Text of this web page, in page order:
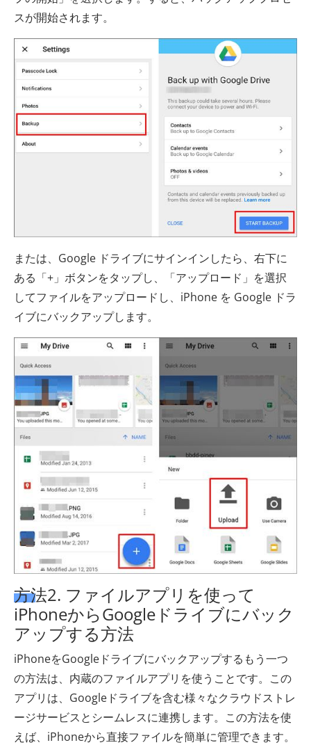
スが開始されます。
または、Google ドライブにサインインしたら、右下に
ある「+」ボタンをタップし、「アップロード」を選択
してファイルをアップロードし、iPhone を Google ドラ
イブにバックアップします。
方法2. ファイルアプリを使って
iPhoneからGoogleドライブにバック
アップする方法
iPhoneをGoogleドライブにバックアップするもう一つ
の方法は、内蔵のファイルアプリを使うことです。この
アプリは、Googleドライブを含む様々なクラウドストレ
ージサービスとシームレスに連携します。この方法を使
えば、iPhoneから直接ファイルを簡単に管理できます。